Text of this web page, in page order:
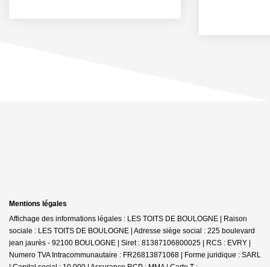
Mentions légales
Affichage des informations légales : LES TOITS DE BOULOGNE | Raison
sociale : LES TOITS DE BOULOGNE | Adresse siège social : 225 boulevard
jean jaurès - 92100 BOULOGNE | Siret : 81387106800025 | RCS : EVRY |
Numero TVA Intracommunautaire : FR26813871068 | Forme juridique : SARL